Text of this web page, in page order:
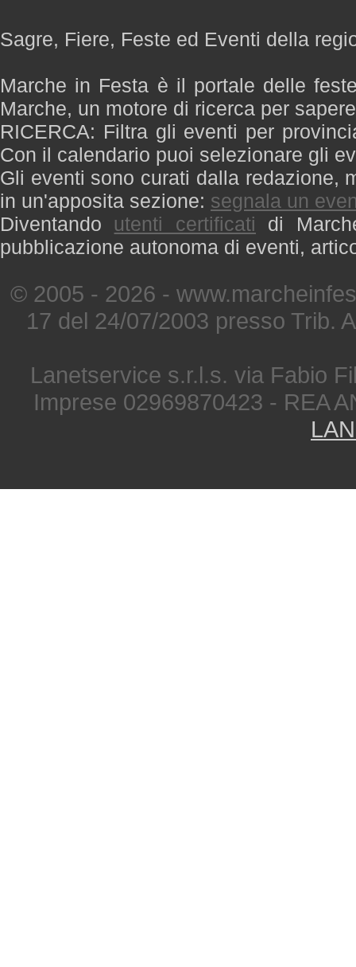
Sagre, Fiere, Feste ed Eventi della
Marche in Festa è il portale delle
Marche, un motore di ricerca per
RICERCA: Filtra gli eventi per
Con il calendario puoi selezionare gli
Gli eventi sono curati dalla redazione,
in un'apposita sezione: segnala un
Diventando utenti certificati di
pubblicazione autonoma di eventi,
© 2005 - 2026 -
17 del 24/07/2003 presso Trib.
Lanetservice s.r.l.s. via Fabio
Imprese 02969870423 - REA